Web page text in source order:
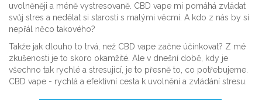
uvolněněji a méně vystresovaně. CBD vape mi pomáhá zvládat
svůj stres a nedělat si starosti s malými věcmi. A kdo z nás by si
nepřál něco takového?
Takže jak dlouho to trvá, než CBD vape začne účinkovat? Z mé
zkušenosti je to skoro okamžité. Ale v dnešní době, kdy je
všechno tak rychlé a stresující, je to přesně to, co potřebujeme.
CBD vape - rychlá a efektivní cesta k uvolnění a zvládání stresu.